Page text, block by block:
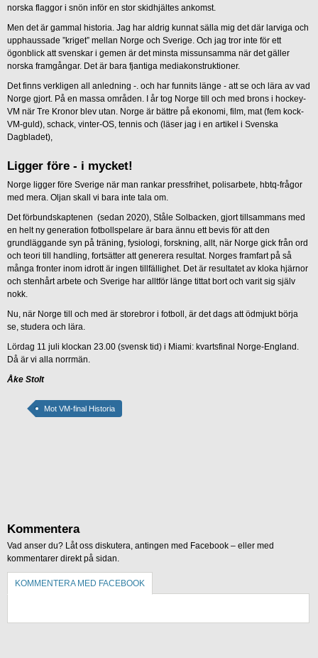
norska flaggor i snön inför en stor skidhjältes ankomst.
Men det är gammal historia. Jag har aldrig kunnat sälla mig det där larviga och
upphaussade ”kriget” mellan Norge och Sverige. Och jag tror inte för ett
ögonblick att svenskar i gemen är det minsta missunsamma när det gäller
norska framgångar. Det är bara fjantiga mediakonstruktioner.
Det finns verkligen all anledning -. och har funnits länge - att se och lära av vad
Norge gjort. På en massa områden. I år tog Norge till och med brons i hockey-
VM när Tre Kronor blev utan. Norge är bättre på ekonomi, film, mat (fem kock-
VM-guld), schack, vinter-OS, tennis och (läser jag i en artikel i Svenska
Dagbladet),
Ligger före - i mycket!
Norge ligger före Sverige när man rankar pressfrihet, polisarbete, hbtq-frågor
med mera. Oljan skall vi bara inte tala om.
Det förbundskaptenen (sedan 2020), Ståle Solbacken, gjort tillsammans med
en helt ny generation fotbollspelare är bara ännu ett bevis för att den
grundläggande syn på träning, fysiologi, forskning, allt, när Norge gick från ord
och teori till handling, fortsätter att generera resultat. Norges framfart på så
många fronter inom idrott är ingen tillfällighet. Det är resultatet av kloka hjärnor
och stenhårt arbete och Sverige har alltför länge tittat bort och varit sig själv
nokk.
Nu, när Norge till och med är storebror i fotboll, är det dags att ödmjukt börja
se, studera och lära.
Lördag 11 juli klockan 23.00 (svensk tid) i Miami: kvartsfinal Norge-England.
Då är vi alla norrmän.
Åke Stolt
Mot VM-final Historia
Kommentera
Vad anser du? Låt oss diskutera, antingen med Facebook – eller med
kommentarer direkt på sidan.
KOMMENTERA MED FACEBOOK